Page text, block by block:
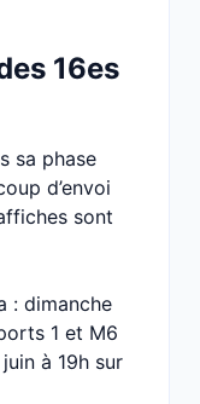
16es
sa phase
d’envoi
sont
: dimanche
1 et M6
à 19h sur